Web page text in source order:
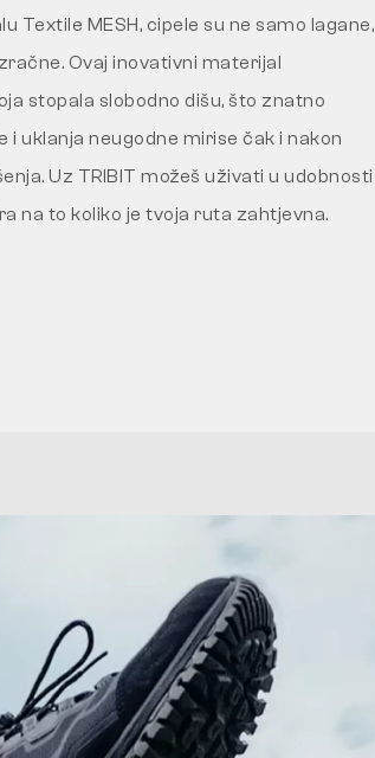
Textile MESH, cipele su ne samo lagane,
Ovaj inovativni materijal
stopala slobodno dišu, što znatno
i uklanja neugodne mirise čak i nakon
Uz TRIBIT možeš uživati u udobnosti
na to koliko je tvoja ruta zahtjevna.